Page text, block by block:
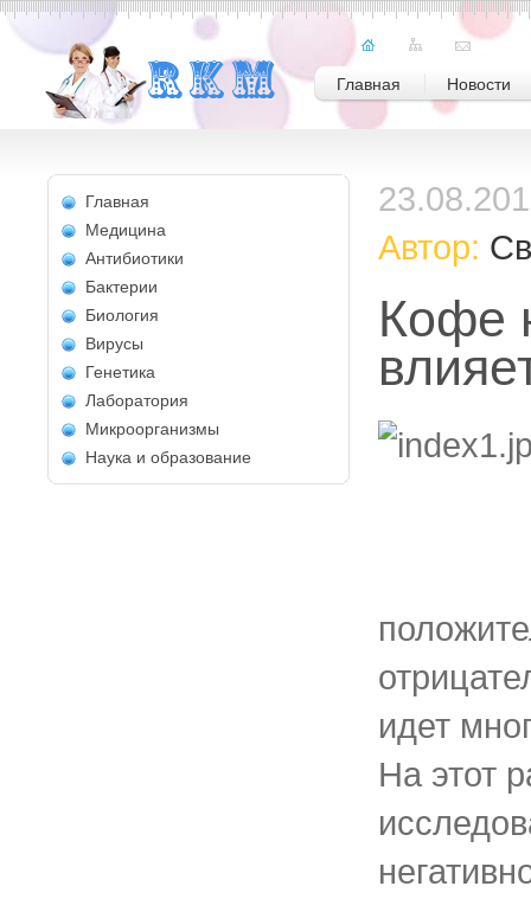
Главная Новости
Главная
Медицина
Антибиотики
Бактерии
Биология
Вирусы
Генетика
Лаборатория
Микроорганизмы
Наука и образование
Автор:
Кофе
идет
На этот